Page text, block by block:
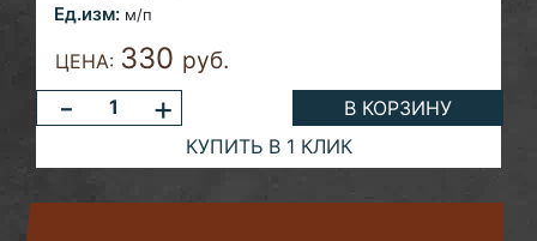
Ед.изм: м/п
ЦЕНА: 330 руб.
- +
В КОРЗИНУ
КУПИТЬ В 1 КЛИК